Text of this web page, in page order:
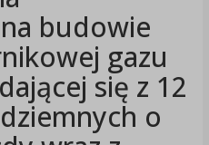
budowie
gazu
się z 12
o